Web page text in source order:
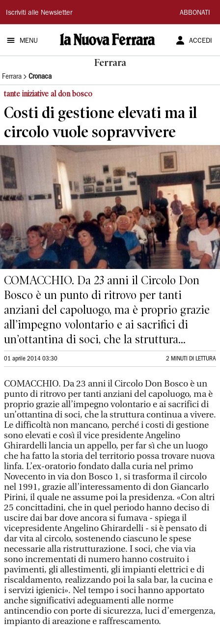
La
Nuova
Ferrara
Iscriviti alle Newsletter ABBONATI
MENU ACCEDI
Ferrara
Ferrara Cronaca
tante iniziative al don bosco
Costi di gestione elevati ma il
circolo vuole sopravvivere
COMACCHIO. Da 23 anni il Circolo Don
Bosco è un punto di ritrovo per tanti
anziani del capoluogo, ma è proprio grazie
all’impegno volontario e ai sacrifici di
un’ottantina di soci, che la struttura...
01 aprile 2014 03:30 2 MINUTI DI LETTURA
COMACCHIO. Da 23 anni il Circolo Don Bosco è un
punto di ritrovo per tanti anziani del capoluogo, ma è
proprio grazie all’impegno volontario e ai sacrifici di
un’ottantina di soci, che la struttura continua a vivere.
Le difficoltà non mancano, perché i costi di gestione
sono elevati e così il vice presidente Angelino
Ghirardelli lancia un appello, per far sì che un luogo
che ha fatto la storia del territorio possa trovare nuova
linfa. L’ex-oratorio fondato dalla curia nel primo
Novecento in via don Bosco 1, si trasforma il circolo
nel 1991, grazie all’interessamento di don Giancarlo
Pirini, il quale ne assume poi la presidenza. «Con altri
25 concittadini, che in quel periodo hanno deciso di
uscire dai bar dove ancora si fumava - spiega il
vicepresidente Angelino Ghirardelli - si è pensato di
dar vita al circolo, sostenendo ciascuno le spese
necessarie alla ristrutturazione. I soci, che via via
sono incrementati di numero hanno costruito i
pavimenti, gli allestimenti, gli impianti elettrici e di
riscaldamento, realizzando poi la sala bar, la cucina e
i servizi igienici». Nel tempo i soci hanno apportato
anche significativi adeguamenti alle norme
antincendio con porte di sicurezza, luci d’emergenza,
impianto di areazione e raffrescamento.